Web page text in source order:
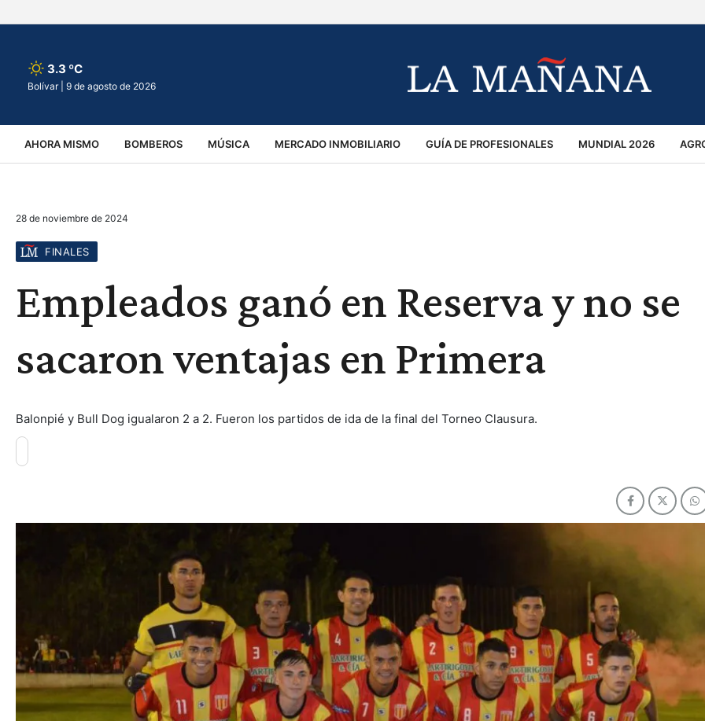
3.3 ºC
Bolívar | 9 de agosto de 2026
AHORA MISMO BOMBEROS MÚSICA MERCADO INMOBILIARIO GUÍA DE PROFESIONALES MUNDIAL 2026
VIRALES ACCIDENTES
28 de noviembre de 2024
FINALES
Empleados ganó en Reserva y no se
sacaron ventajas en Primera
Balonpié y Bull Dog igualaron 2 a 2. Fueron los partidos de ida de la final del Torneo Clausura.